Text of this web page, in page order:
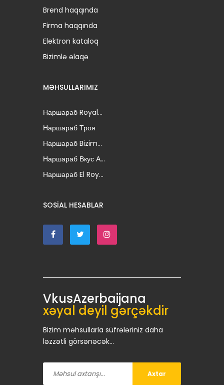
Brend haqqında
Firma haqqında
Elektron kataloq
Bizimlə əlaqə
MƏHSULLARIMIZ
Наршараб Royal...
Наршараб Троя
Наршараб Bizim...
Наршараб Вкус А...
Наршараб El Roy...
SOSIAL HESABLAR
VkusAzerbaijana
xəyal deyil gərçəkdir
Bizim məhsullarla süfrələriniz daha
ləzzətli görsənəcək...
Axtar